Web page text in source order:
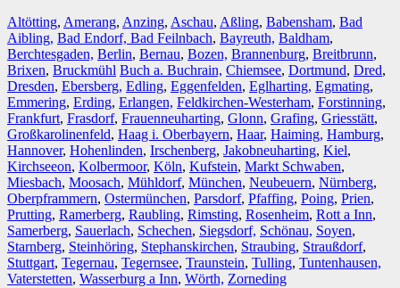
Altötting, Amerang, Anzing, Aschau, Aßling, Babensham, Bad
Aibling, Bad Endorf, Bad Feilnbach, Bayreuth, Baldham,
Berchtesgaden, Berlin, Bernau, Bozen, Brannenburg, Breitbrunn,
Brixen, Bruckmühl Buch a. Buchrain, Chiemsee, Dortmund, Dred,
Dresden, Ebersberg, Edling, Eggenfelden, Eglharting, Egmating,
Emmering, Erding, Erlangen, Feldkirchen-Westerham, Forstinning,
Frankfurt, Frasdorf, Frauenneuharting, Glonn, Grafing, Griesstätt,
Großkarolinenfeld, Haag i. Oberbayern, Haar, Haiming, Hamburg,
Hannover, Hohenlinden, Irschenberg, Jakobneuharting, Kiel,
Kirchseeon, Kolbermoor, Köln, Kufstein, Markt Schwaben,
Miesbach, Moosach, Mühldorf, München, Neubeuern, Nürnberg,
Oberpframmern, Ostermünchen, Parsdorf, Pfaffing, Poing, Prien,
Prutting, Ramerberg, Raubling, Rimsting, Rosenheim, Rott a Inn,
Samerberg, Sauerlach, Schechen, Siegsdorf, Schönau, Soyen,
Starnberg, Steinhöring, Stephanskirchen, Straubing, Straußdorf,
Stuttgart, Tegernau, Tegernsee, Traunstein, Tulling, Tuntenhausen,
Vaterstetten, Wasserburg a Inn, Wörth, Zorneding